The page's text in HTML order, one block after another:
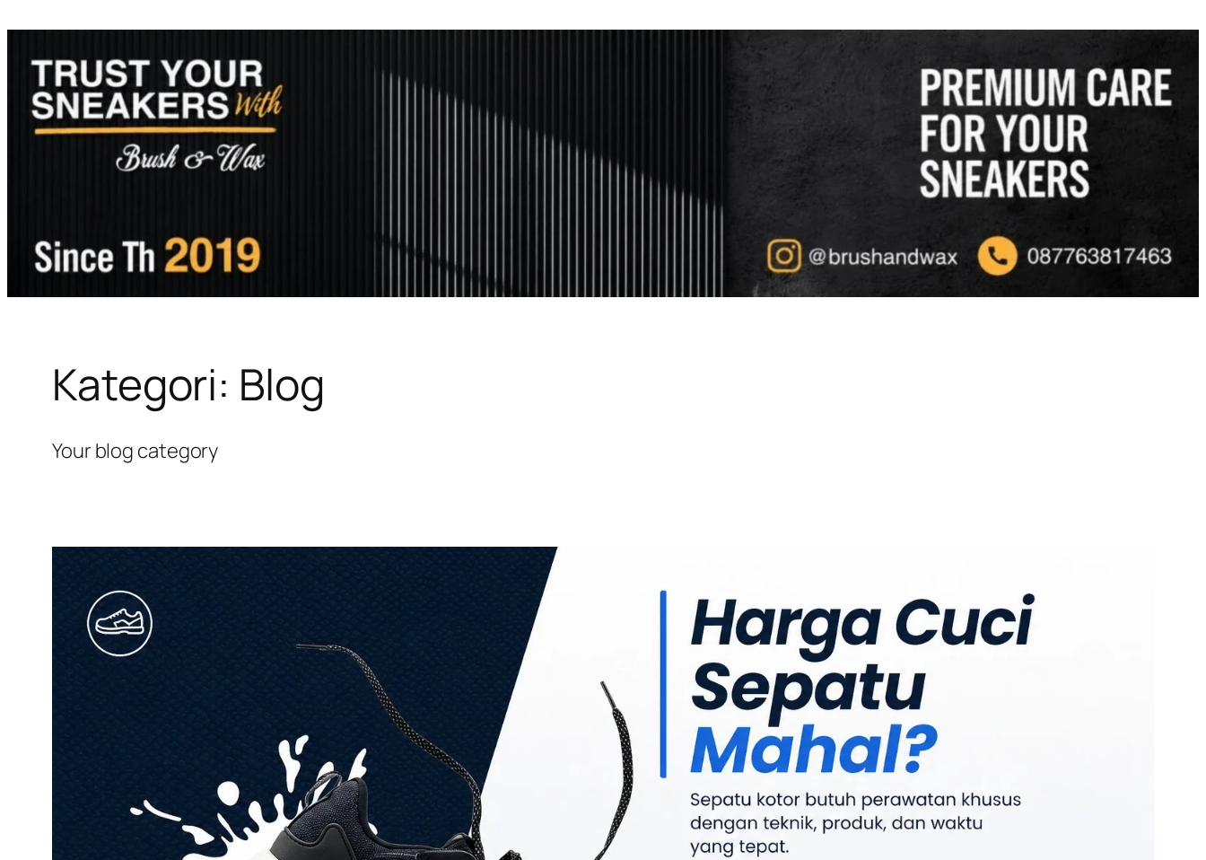
Kategori: Blog
Your blog category